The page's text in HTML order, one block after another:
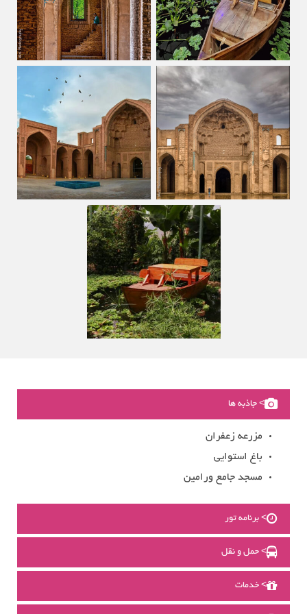
> جاذبه ها
مزرعه زعفران
باغ استوایی
مسجد جامع ورامین
> برنامه تور
> حمل و نقل
> خدمات